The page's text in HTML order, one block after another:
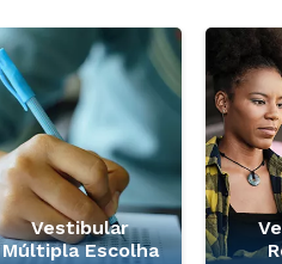
Vestibular
Múltipla Escolha